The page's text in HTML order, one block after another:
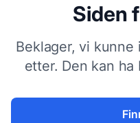
Siden
Beklager, vi
etter. Den kan